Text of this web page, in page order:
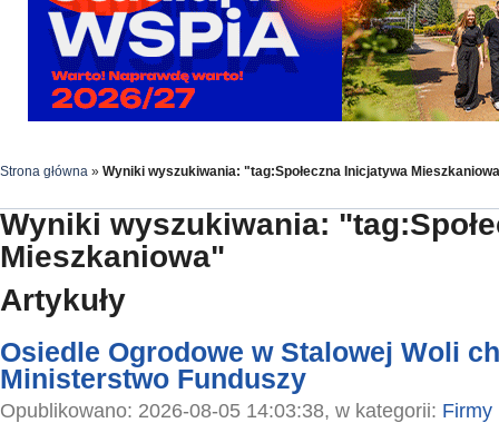
Strona główna » Wyniki wyszukiwania: "tag:Społeczna Inicjatywa
Wyniki wyszukiwania:
Mieszkaniowa"
Artykuły
Osiedle Ogrodowe w Stalowej Woli
Ministerstwo Funduszy
Opublikowano: 2026-08-05 14:03:38, w kategorii: Firmy